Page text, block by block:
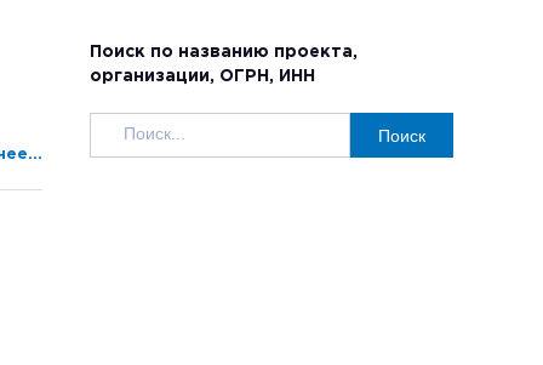
Поиск по названию проекта,
организации, ОГРН, ИНН
Поиск